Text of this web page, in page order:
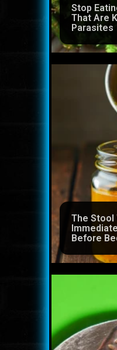
Stop
That Are
Parasites
The Stool
Before